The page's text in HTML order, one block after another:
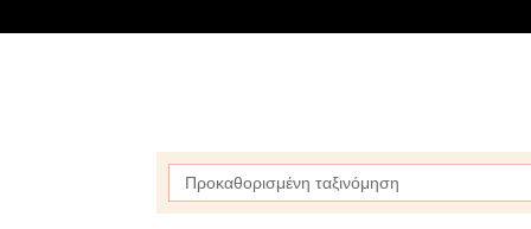
Προκαθορισμένη ταξινόμηση